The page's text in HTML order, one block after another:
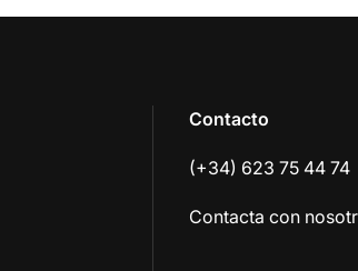
Contacto
(+34) 623 75 44 74
Contacta con